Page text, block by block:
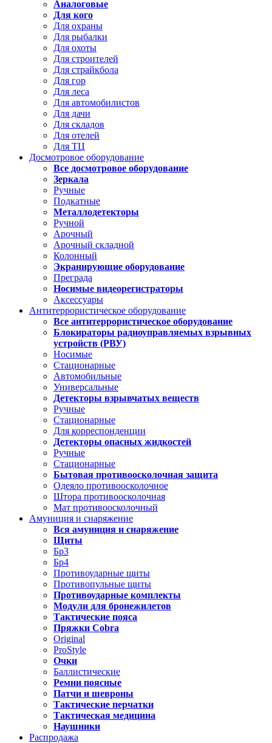
Аналоговые
Для кого
Для охраны
Для рыбалки
Для охоты
Для строителей
Для страйкбола
Для гор
Для леса
Для автомобилистов
Для дачи
Для складов
Для отелей
Для ТЦ
Досмотровое оборудование
Все досмотровое оборудование
Зеркала
Ручные
Подкатные
Металлодетекторы
Ручной
Арочный
Арочный складной
Колонный
Экранирующие оборудование
Преграда
Носимые видеорегистраторы
Аксессуары
Антитеррористическое оборудование
Все антитеррористическое оборудование
Блокираторы радиоуправляемых взрывных
устройств (РВУ)
Носимые
Стационарные
Автомобильные
Универсальные
Детекторы взрывчатых веществ
Ручные
Стационарные
Для корреспонденции
Детекторы опасных жидкостей
Ручные
Стационарные
Бытовая противоосколочная защита
Одеяло противоосколочное
Штора противоосколочная
Мат противоосколочный
Амуниция и снаряжение
Вся амуниция и снаряжение
Щиты
Бр3
Бр4
Противоударные щиты
Противопульные щиты
Противоударные комплекты
Модули для бронежилетов
Тактические пояса
Пряжки Cobra
Original
ProStyle
Очки
Баллистические
Ремни поясные
Патчи и шевроны
Тактические перчатки
Тактическая медицина
Наушники
Распродажа